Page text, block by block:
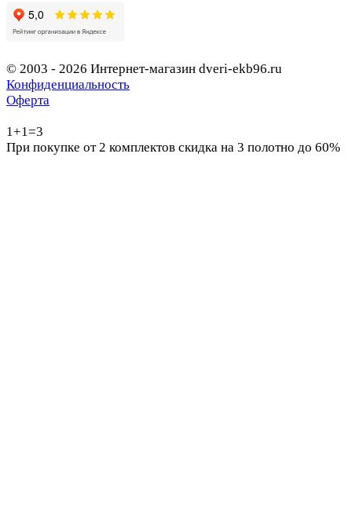
© 2003 - 2026 Интернет-магазин dveri-ekb96.ru
Конфиденциальность
Оферта
1+1=3
При покупке от 2 комплектов скидка на 3 полотно до 60%